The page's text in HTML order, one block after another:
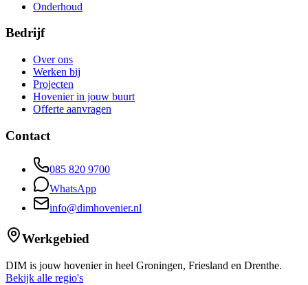
Onderhoud
Bedrijf
Over ons
Werken bij
Projecten
Hovenier in jouw buurt
Offerte aanvragen
Contact
085 820 9700
WhatsApp
info@dimhovenier.nl
Werkgebied
DIM is jouw hovenier in heel Groningen, Friesland en Drenthe.
Bekijk alle regio's